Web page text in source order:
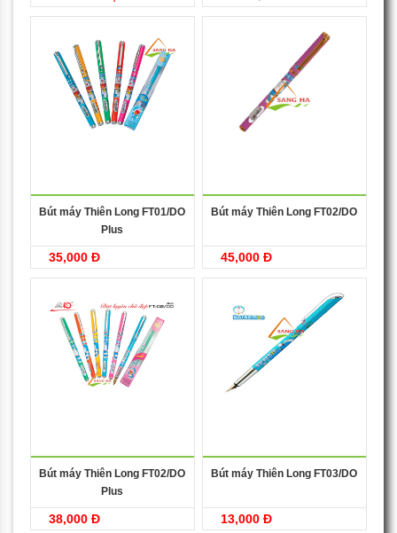
Bút máy Thiên Long FT01/DO
Plus
35,000 Đ
Bút máy Thiên Long FT02/DO
45,000 Đ
Bút máy Thiên Long FT02/DO
Plus
38,000 Đ
Bút máy Thiên Long FT03/DO
13,000 Đ